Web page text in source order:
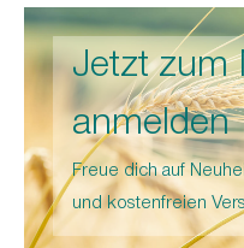
Jetzt zum
anmelden
Freue dich auf
und kostenfreien